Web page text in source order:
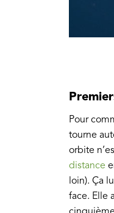
Pour
tourne
orbite
distance
loin). Ça
face. Elle